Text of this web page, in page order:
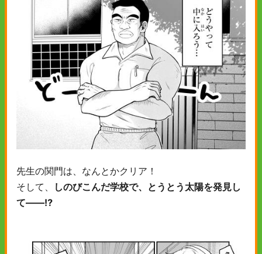
先生の関門は、なんとかクリア！
そして、
しのびこんだ学校で、とうとう太陽を発見し
て――⁉